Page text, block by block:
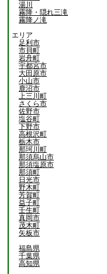
湯川
霧降・隠れ三滝
霧降ノ滝
エリア
足利市
市貝町
岩舟町
宇都宮市
大田原市
小山市
鹿沼市
上三川町
さくら市
佐野市
塩谷町
下野市
高根沢町
栃木市
那珂川町
那須烏山市
那須塩原市
那須町
日光市
野木町
芳賀町
益子町
壬生町
真岡市
茂木町
矢板市
福島県
千葉県
高知県